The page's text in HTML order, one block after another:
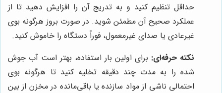
حداقل تنظیم کنید و به تدریج آن را افزایش دهید تا از
عملکرد صحیح آن مطمئن شوید. در صورت بروز هرگونه بوی
غیرعادی یا صدای غیرمعمول، فوراً دستگاه را خاموش کنید.
نکته حرفه‌ای: برای اولین بار استفاده، بهتر است آب جوش
شده را به مدت چند دقیقه تخلیه کنید تا هرگونه بوی
احتمالی ناشی از مواد سازنده یا باقی‌مانده در مخزن از بین